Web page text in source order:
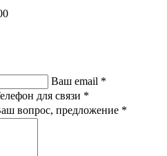
Ваш email *
для связи *
вопрос, предложение *